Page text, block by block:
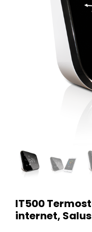
IT500
internet, Salus